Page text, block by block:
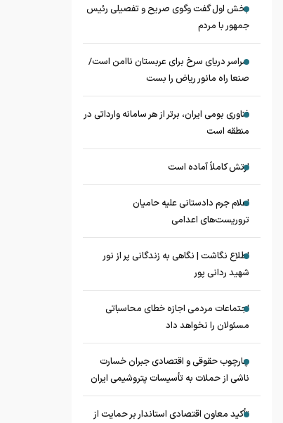
بخش اول گفت وگوی صریح و تفصیلی رئیس
جمهور با مردم
سراسر دریای سرخ برای عربستان ناامن است/
صنعا راه مانور ریاض را بست
فناوری بومی ایران، برتر از هر سامانه وارداتی در
منطقه است
ارتش کاملاً آماده است
اعلام جرم دادستانی علیه حامیان
تروریست‌های اعدامی
اطلاع نگاشت | نگاهی به زندگانی پر از نور
شهید ردانی پور
اجتماعات مردمی اجازه خطای محاسباتی
مسئولان را نخواهد داد
چارچوب حقوقی و اقتصادی جبران خسارت
ناشی از حملات به تأسیسات پتروشیمی ایران
تأکید معاون اقتصادی استاندار بر حمایت از